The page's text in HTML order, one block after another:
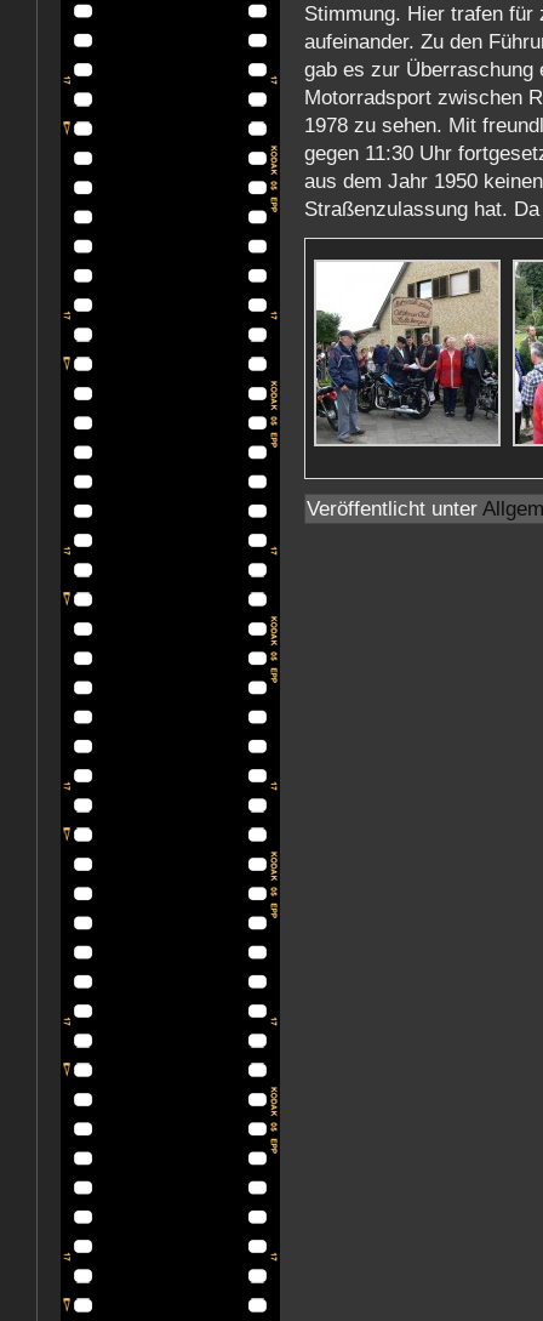
Stimmung. Hier trafen für
aufeinander. Zu den
gab es zur Überraschung
Motorradsport zwischen
1978 zu sehen. Mit
gegen 11:30 Uhr
aus dem Jahr 1950
Straßenzulassung hat.
Veröffentlicht unter